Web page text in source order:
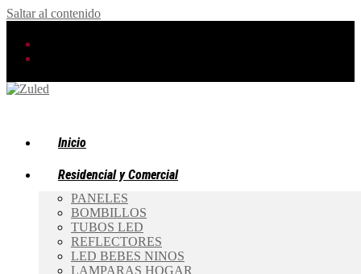
Saltar al contenido
Inicio
Residencial y Comercial
PANELES
BOMBILLOS
TUBOS LED
REFLECTORES
LED BEBES NINOS
LAMPARAS HOGAR